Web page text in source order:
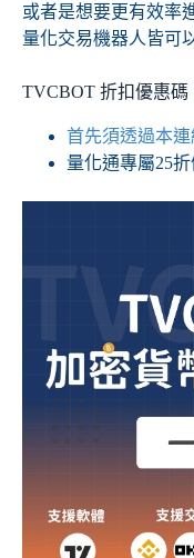
或者是想要更有效率
量化交易機器人皆可
TVCBOT 折扣優惠碼
首先須透過本
量化通專屬25折